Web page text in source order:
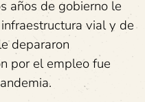
años de gobierno le
vial y de
depararon
por el empleo fue